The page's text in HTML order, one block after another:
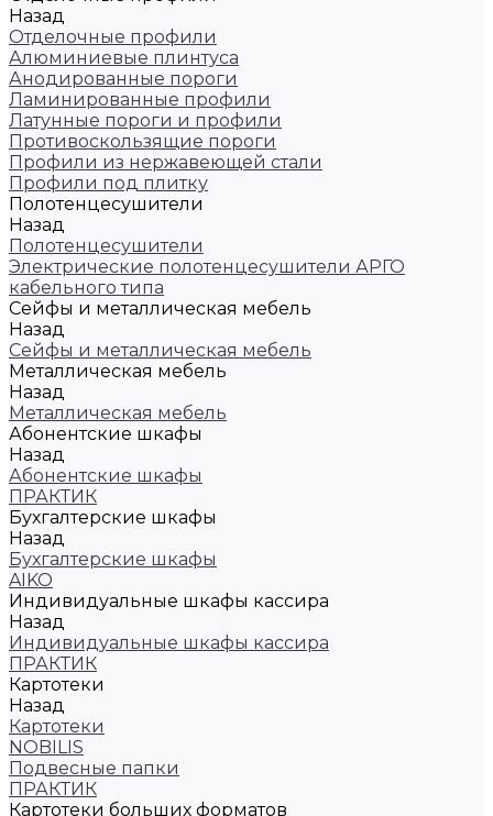
Назад
Отделочные профили
Алюминиевые плинтуса
Анодированные пороги
Ламинированные профили
Латунные пороги и профили
Противоскользящие пороги
Профили из нержавеющей стали
Профили под плитку
Полотенцесушители
Назад
Полотенцесушители
Электрические полотенцесушители АРГО
кабельного типа
Сейфы и металлическая мебель
Назад
Сейфы и металлическая мебель
Металлическая мебель
Назад
Металлическая мебель
Абонентские шкафы
Назад
Абонентские шкафы
ПРАКТИК
Бухгалтерские шкафы
Назад
Бухгалтерские шкафы
AIKO
Индивидуальные шкафы кассира
Назад
Индивидуальные шкафы кассира
ПРАКТИК
Картотеки
Назад
Картотеки
NOBILIS
Подвесные папки
ПРАКТИК
Картотеки больших форматов